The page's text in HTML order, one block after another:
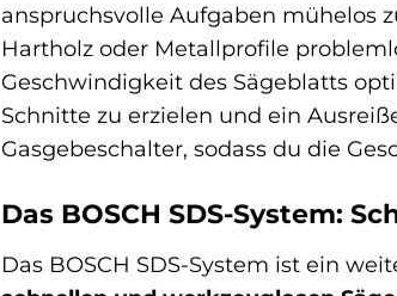
anspruchsvolle Aufgaben mühelos
Hartholz oder Metallprofile
Geschwindigkeit des Sägeblatts
Schnitte zu erzielen und ein
Gasgebeschalter, sodass du die
Das BOSCH SDS-System:
Das BOSCH SDS-System ist ein